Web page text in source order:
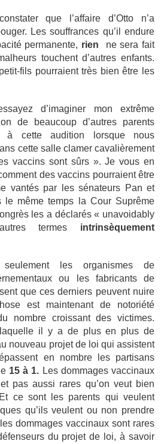
que l’affaire d’Otto n’a
Les souffrances qu’il endure
permanente, rien ne sera fait
touchent d’autres enfants.
fils pourraient très bien être les
d’imaginer mon extrême
de beaucoup d’autres parents
à cette audition lorsque nous
cette salle clamer cavalièrement
vaccins sont sûrs ». Je vous en
des vaccins pourraient être
vantés par les sénateurs Pan et
le même temps la Cour Suprême
les a déclarés « unavoidably
termes intrinsèquement
les organismes de
ou les fabricants de
que ces derniers peuvent nuire
est maintenant de notoriété
nombre croissant des victimes.
il y a de plus en plus de
nouveau projet de loi qui assistent
en nombre les partisans
15 à 1. Les dommages vaccinaux
pas aussi rares qu’on veut bien
ce sont les parents qui veulent
qu’ils veulent ou non prendre
dommages vaccinaux sont rares
du projet de loi, à savoir